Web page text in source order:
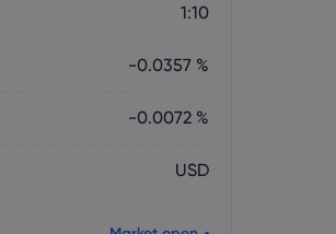
1:10
-0.0357 %
-0.0072 %
USD